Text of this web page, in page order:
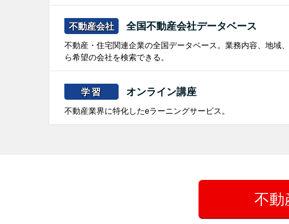
不動産会社 全国不動産会社データベース
不動産・住宅関連企業の全国データベース。業務内容、地域
ら希望の会社を検索できる。
学習 オンライン講座
不動産業界に特化したeラーニングサービス。
不動